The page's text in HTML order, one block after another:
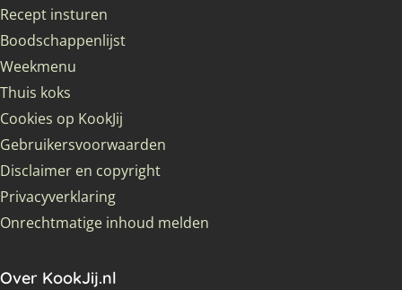
Recept insturen
Boodschappenlijst
Weekmenu
Thuis koks
Cookies op KookJij
Gebruikersvoorwaarden
Disclaimer en copyright
Privacyverklaring
Onrechtmatige inhoud melden
Over KookJij.nl